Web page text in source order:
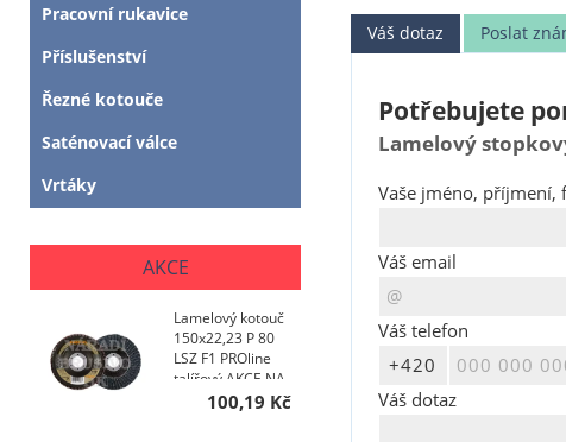
Váš dotaz Poslat
Potřebujete
Lamelový
Vaše jméno, příjmení,
Váš email
Váš telefon
Váš dotaz
Pracovní rukavice
Příslušenství
Řezné kotouče
Saténovací válce
Vrtáky
AKCE
Lamelový kotouč
150x22,23 P 80
LSZ F1 PROline
talířový AKCE NA
200 KS100,19 Kč